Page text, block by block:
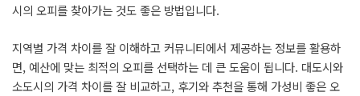
시의 오피를 찾아가는 것도 좋은 방법입니다.
지역별 가격 차이를 잘 이해하고 커뮤니티에서 제공하는 정보를 활용하
면, 예산에 맞는 최적의 오피를 선택하는 데 큰 도움이 됩니다. 대도시와
소도시의 가격 차이를 잘 비교하고, 후기와 추천을 통해 가성비 좋은 오